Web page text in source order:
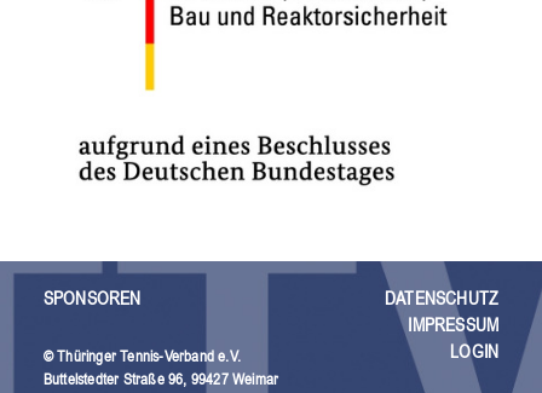
SPONSOREN
DATENSCHUTZ
IMPRESSUM
LOGIN
© Thüringer Tennis-Verband e.V.
Buttelstedter Straße 96, 99427 Weimar